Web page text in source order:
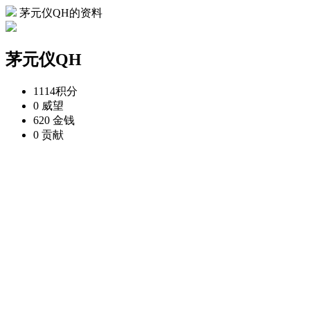
茅元仪QH的资料
茅元仪QH
1114积分
0 威望
620 金钱
0 贡献